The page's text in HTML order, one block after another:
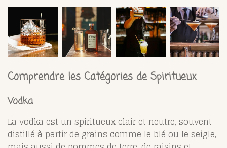
Comprendre les Catégories de Spiritueux
Vodka
La vodka est un spiritueux clair et neutre, souvent
distillé à partir de grains comme le blé ou le seigle,